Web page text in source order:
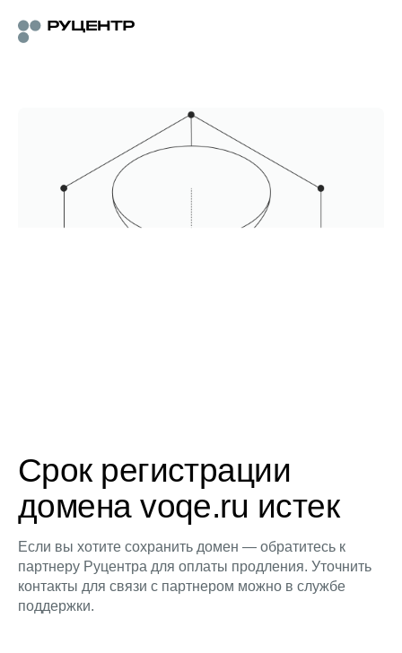
Срок регистрации
домена voqe.ru истек
Если вы хотите сохранить домен — обратитесь к
партнеру Руцентра для оплаты продления. Уточнить
контакты для связи с партнером можно в службе
поддержки.